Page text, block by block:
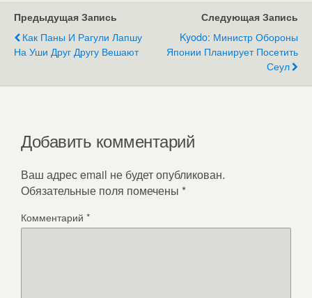
Предыдущая Запись
Как Паны И Рагули Лапшу
На Уши Друг Другу Вешают
Следующая Запись
Kyodo: Министр Обороны
Японии Планирует Посетить
Сеул
Добавить комментарий
Ваш адрес email не будет опубликован.
Обязательные поля помечены *
Комментарий *